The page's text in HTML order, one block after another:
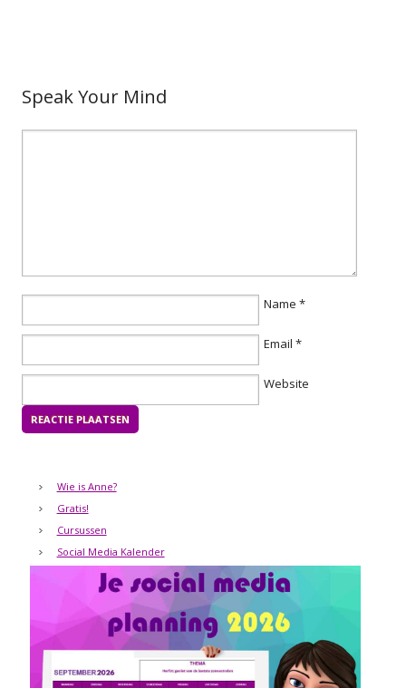
Speak Your Mind
Name *
Email *
Website
Wie is Anne?
Gratis!
Cursussen
Social Media Kalender